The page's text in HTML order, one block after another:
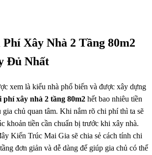
Xây Nhà 2 Tầng 80m2
Đủ Nhất
xem là kiểu nhà phổ biến và được xây dựng
phí xây nhà 2 tầng 80m2 hết bao nhiêu tiền
gia chủ quan tâm. Khi nắm rõ chi phí thì ta sẽ
khoản tiền cần chuẩn bị trước khi xây nhà.
Kiến Trúc Mai Gia sẽ chia sẻ cách tính chi
đơn giản và dễ dàng để giúp gia chủ có thể